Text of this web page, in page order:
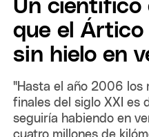
Un científico
que el Ártico
sin hielo en
"Hasta el año 2006 los
finales del siglo XXI es
seguiría habiendo en